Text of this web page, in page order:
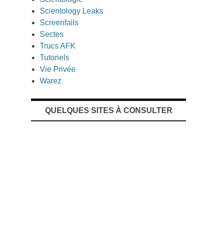
Scientology Leaks
Screenfails
Sectes
Trucs AFK
Tutoriels
Vie Privée
Warez
QUELQUES SITES À CONSULTER